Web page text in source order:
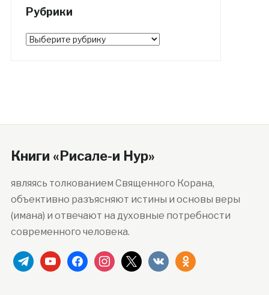
Рубрики
Рубрики
Книги «Рисале-и Нур»
являясь толкованием Священного Корана,
объективно разъясняют истины и основы веры
(имана) и отвечают на духовные потребности
современного человека.
telegramyoutubefacebookinstagram
x vkontakteodnoklassniki